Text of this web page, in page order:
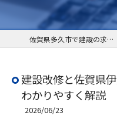
佐賀県多久市で建設の求人なら中央生コンクリート株式会社
建設改修と佐賀県
わかりやすく解説
2026/06/23